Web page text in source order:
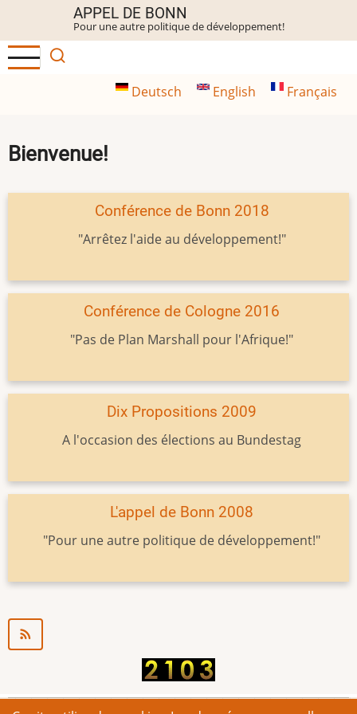
contenu
principal
APPEL DE BONN
Pour une autre politique de développement!
Deutsch English Français
Bienvenue!
Conférence de Bonn 2018
"Arrêtez l'aide au développement!"
Conférence de Cologne 2016
"Pas de Plan Marshall pour l'Afrique!"
Dix Propositions 2009
A l'occasion des élections au Bundestag
L'appel de Bonn 2008
"Pour une autre politique de développement!"